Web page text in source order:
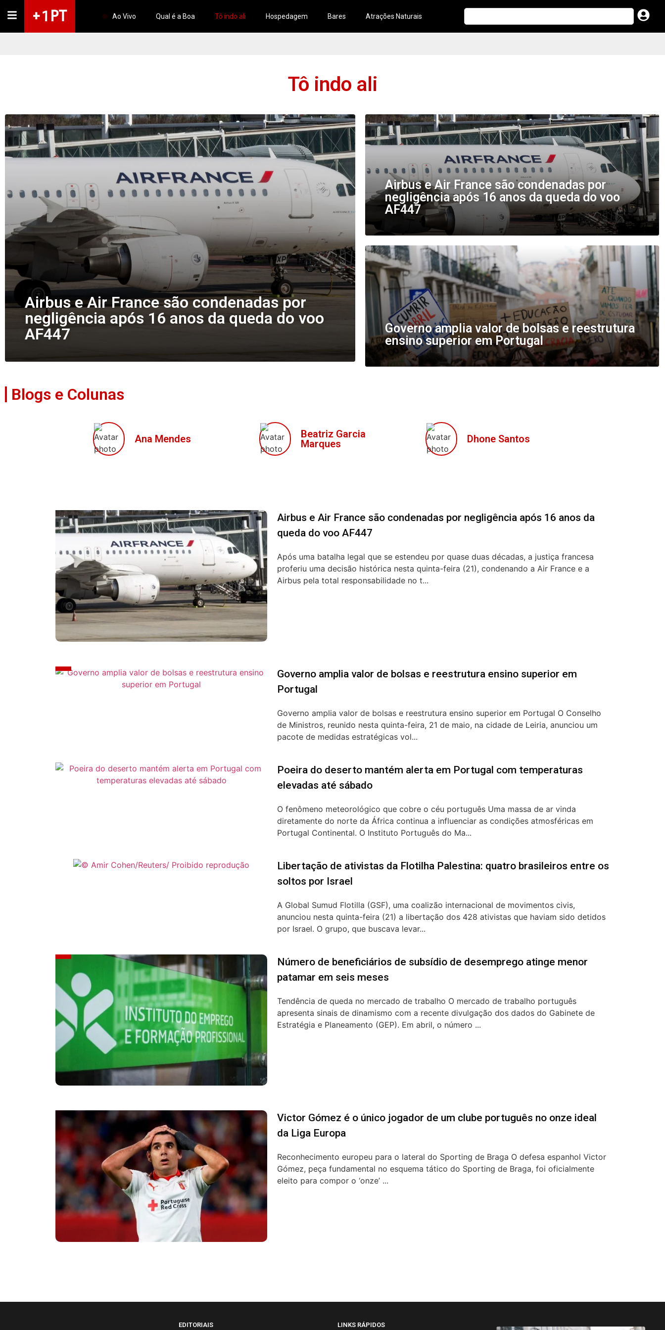
+ 1 PT Ao Vivo Qual é a Boa Tô indo ali Hospedagem Bares Atrações Naturais
Tô indo ali
Airbus e Air France são condenadas por
negligência após 16 anos da queda do voo
AF447
Airbus e Air France são condenadas por
negligência após 16 anos da queda do voo
AF447
Governo amplia valor de bolsas e reestrutura
ensino superior em Portugal
Blogs e Colunas
Ana Mendes
Beatriz Garcia
Marques
Dhone Santos
Airbus e Air France são condenadas por negligência após 16 anos da
queda do voo AF447
Após uma batalha legal que se estendeu por quase duas décadas, a justiça francesa
proferiu uma decisão histórica nesta quinta-feira (21), condenando a Air France e a
Airbus pela total responsabilidade no t...
Governo amplia valor de bolsas e reestrutura ensino superior em
Portugal
Governo amplia valor de bolsas e reestrutura ensino superior em Portugal O Conselho
de Ministros, reunido nesta quinta-feira, 21 de maio, na cidade de Leiria, anunciou um
pacote de medidas estratégicas vol...
Poeira do deserto mantém alerta em Portugal com temperaturas
elevadas até sábado
O fenômeno meteorológico que cobre o céu português Uma massa de ar vinda
diretamente do norte da África continua a influenciar as condições atmosféricas em
Portugal Continental. O Instituto Português do Ma...
Libertação de ativistas da Flotilha Palestina: quatro brasileiros entre os
soltos por Israel
A Global Sumud Flotilla (GSF), uma coalizão internacional de movimentos civis,
anunciou nesta quinta-feira (21) a libertação dos 428 ativistas que haviam sido detidos
por Israel. O grupo, que buscava levar...
Número de beneficiários de subsídio de desemprego atinge menor
patamar em seis meses
Tendência de queda no mercado de trabalho O mercado de trabalho português
apresenta sinais de dinamismo com a recente divulgação dos dados do Gabinete de
Estratégia e Planeamento (GEP). Em abril, o número ...
Victor Gómez é o único jogador de um clube português no onze ideal
da Liga Europa
Reconhecimento europeu para o lateral do Sporting de Braga O defesa espanhol Victor
Gómez, peça fundamental no esquema tático do Sporting de Braga, foi oficialmente
eleito para compor o ‘onze’ ...
EDITORIAIS LINKS RÁPIDOS